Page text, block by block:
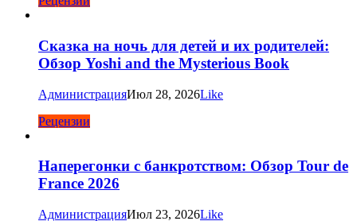
Сказка на ночь для детей и их родителей:
Обзор Yoshi and the Mysterious Book
АдминистрацияИюл 28, 2026Like
Рецензии
Наперегонки с банкротством: Обзор Tour de
France 2026
АдминистрацияИюл 23, 2026Like